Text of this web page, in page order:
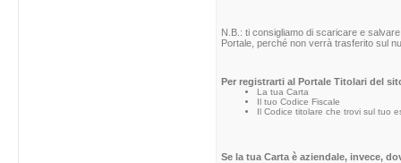
N.B.: ti consigliamo di scaricare e
Portale, perché non verrà trasferito sul
Per registrarti al Portale Titolari del
La tua Carta
Il tuo Codice Fiscale
Il Codice titolare che trovi sul tuo
Se la tua Carta è aziendale, invece,